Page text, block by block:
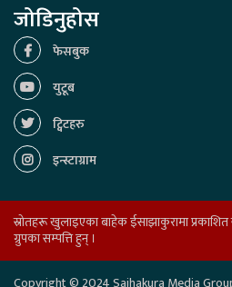
जोडिनुहोस
फेसबुक
युटूब
ट्विटहरु
इन्स्टाग्राम
स्रोतहरू खुलाइएका बाहेक ईसाझाकुरामा प्रकाशित
ग्रुपका सम्पत्ति हुन् ।
Copyright © 2024 Sajhakura Media